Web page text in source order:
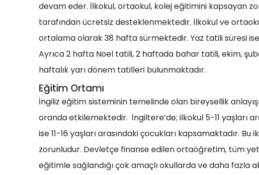
devam eder. İlkokul, ortaokul, kolej eğitimini kapsayan
tarafından ücretsiz desteklenmektedir. İlkokul ve
ortalama olarak 38 hafta sürmektedir. Yaz tatili süresi
Ayrıca 2 hafta Noel tatili, 2 haftada bahar tatili, ekim,
haftalık yarı dönem tatilleri bulunmaktadır.
Eğitim Ortamı
İngiliz eğitim sisteminin temelinde olan bireysellik
oranda etkilemektedir. İngiltere’de; ilkokul 5-11 yaşları
ise 11-16 yaşları arasındaki çocukları kapsamaktadır.
zorunludur. Devletçe finanse edilen ortaöğretim, tüm
eğitimle sağlandığı çok amaçlı okullarda ve daha fazla